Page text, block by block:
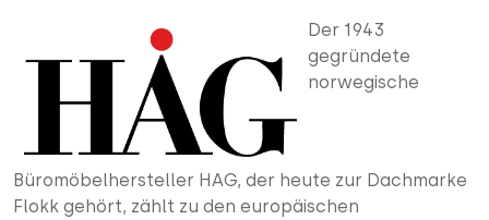
Der 1943
gegründete
norwegische
Büromöbelhersteller HAG, der heute zur Dachmarke
Flokk gehört, zählt zu den europäischen